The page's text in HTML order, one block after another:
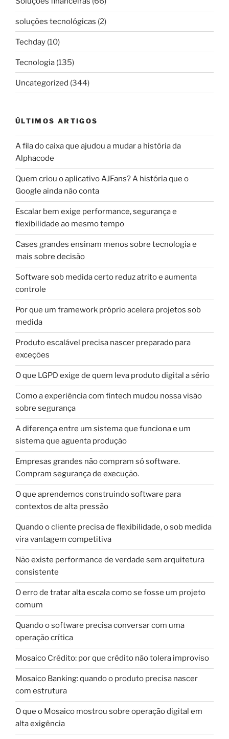
soluções tecnológicas (2)
Techday (10)
Tecnologia (135)
Uncategorized (344)
ÚLTIMOS ARTIGOS
A fila do caixa que ajudou a mudar a história da
Alphacode
Quem criou o aplicativo AJFans? A história que o
Google ainda não conta
Escalar bem exige performance, segurança e
flexibilidade ao mesmo tempo
Cases grandes ensinam menos sobre tecnologia e
mais sobre decisão
Software sob medida certo reduz atrito e aumenta
controle
Por que um framework próprio acelera projetos sob
medida
Produto escalável precisa nascer preparado para
exceções
O que LGPD exige de quem leva produto digital a sério
Como a experiência com fintech mudou nossa visão
sobre segurança
A diferença entre um sistema que funciona e um
sistema que aguenta produção
Empresas grandes não compram só software.
Compram segurança de execução.
O que aprendemos construindo software para
contextos de alta pressão
Quando o cliente precisa de flexibilidade, o sob medida
vira vantagem competitiva
Não existe performance de verdade sem arquitetura
consistente
O erro de tratar alta escala como se fosse um projeto
comum
Quando o software precisa conversar com uma
operação crítica
Mosaico Crédito: por que crédito não tolera improviso
Mosaico Banking: quando o produto precisa nascer
com estrutura
O que o Mosaico mostrou sobre operação digital em
alta exigência